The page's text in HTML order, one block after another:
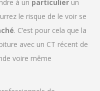
à un particulier un
le risque de le voir se
. C’est pour cela que la
avec un CT récent de
voire même